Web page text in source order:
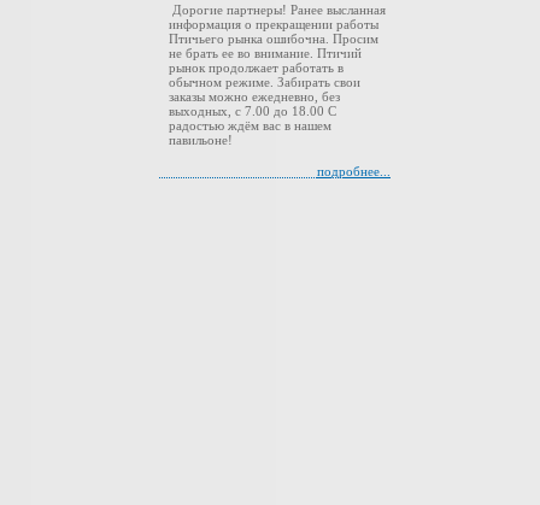
Дорогие партнеры! Ранее высланная
информация о прекращении работы
Птичьего рынка ошибочна. Просим
не брать ее во внимание. Птичий
рынок продолжает работать в
обычном режиме. Забирать свои
заказы можно ежедневно, без
выходных, с 7.00 до 18.00 С
радостью ждём вас в нашем
павильоне!
подробнее...